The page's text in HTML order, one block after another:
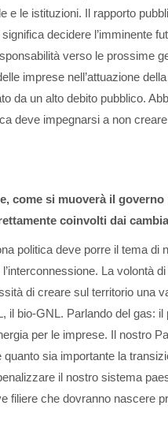
e le istituzioni. Il rapporto
decidere l’imminente
verso le prossime
imprese nell’attuazione
da un alto debito pubblico.
deve impegnarsi a non
come si muoverà il governo
coinvolti dai
politica deve porre il tema di
La volontà
di creare sul territorio una
il bio-GNL. Parlando del gas: il
per le imprese. Il nostro
sia importante la
il nostro sistema
filiere che dovranno nascere